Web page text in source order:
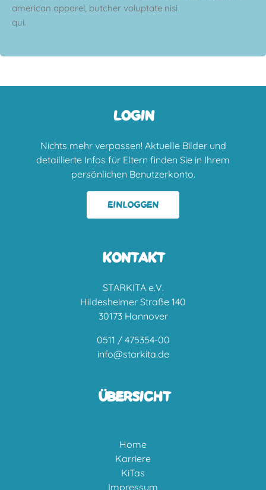
american apparel, butcher voluptate nisi
qui.
LOGIN
Nichts mehr verpassen! Aktuelle Bilder und
detaillierte Infos für Eltern finden Sie in Ihrem
persönlichen Benutzerkonto.
EINLOGGEN
KONTAKT
STARKITA e.V.
Hildesheimer Straße 140
30173 Hannover
0511 / 475354-00
info@starkita.de
ÜBERSICHT
Home
Karriere
KiTas
Impressum